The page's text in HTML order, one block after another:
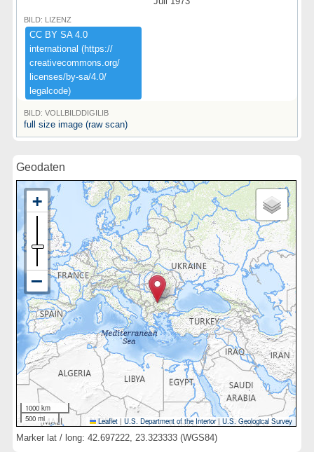
BILD: LIZENZ
CC ​BY ​SA ​4.​0 ​
international ​(​https:​/​/​
creativecommons.​org/​
licenses/​by-​sa/​4.​0/​
legalcode)​
BILD: VOLLBILDDIGILIB
full size image (raw scan)
Geodaten
1000 km
500 mi
Leaflet | U.S. Department of the Interior|U.S. Geological Survey
Marker lat / long: 42.697222, 23.323333 (WGS84)